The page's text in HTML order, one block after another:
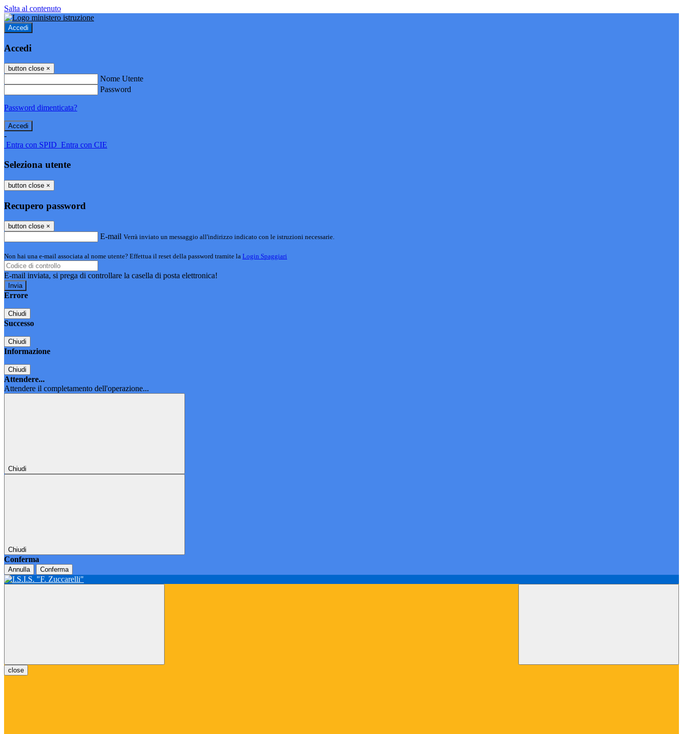
Salta al contenuto
Accedi
Accedi
button close ×
Nome Utente
Password
Password dimenticata?
-
Entra con SPID Entra con CIE
Seleziona utente
button close ×
Recupero password
button close ×
E-mail Verrà inviato un messaggio all'indirizzo indicato con le istruzioni necessarie.
Non hai una e-mail associata al nome utente? Effettua il reset della password tramite la Login Spaggiari
E-mail inviata, si prega di controllare la casella di posta elettronica!
Errore
Chiudi
Successo
Chiudi
Informazione
Chiudi
Attendere...
Attendere il completamento dell'operazione...
Chiudi
Chiudi
Conferma
Annulla Conferma
close